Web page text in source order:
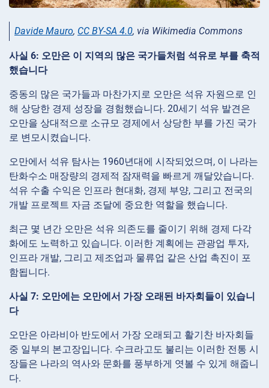
Davide Mauro, CC BY-SA 4.0, via Wikimedia Commons
사실 6: 오만은 이 지역의 많은 국가들처럼 석유로 부를 축적
했습니다
중동의 많은 국가들과 마찬가지로 오만은 석유 자원으로 인
해 상당한 경제 성장을 경험했습니다. 20세기 석유 발견은
오만을 상대적으로 소규모 경제에서 상당한 부를 가진 국가
로 변모시켰습니다.
오만에서 석유 탐사는 1960년대에 시작되었으며, 이 나라는
탄화수소 매장량의 경제적 잠재력을 빠르게 깨달았습니다.
석유 수출 수익은 인프라 현대화, 경제 부양, 그리고 전국의
개발 프로젝트 자금 조달에 중요한 역할을 했습니다.
최근 몇 년간 오만은 석유 의존도를 줄이기 위해 경제 다각
화에도 노력하고 있습니다. 이러한 계획에는 관광업 투자,
인프라 개발, 그리고 제조업과 물류업 같은 산업 촉진이 포
함됩니다.
사실 7: 오만에는 오만에서 가장 오래된 바자회들이 있습니
다
오만은 아라비아 반도에서 가장 오래되고 활기찬 바자회들
중 일부의 본고장입니다. 수크라고도 불리는 이러한 전통 시
장들은 나라의 역사와 문화를 풍부하게 엿볼 수 있게 해줍니
다.